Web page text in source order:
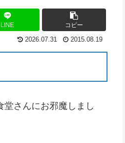
LINE コピー
2026.07.31 2015.08.19
さんにお邪魔しまし